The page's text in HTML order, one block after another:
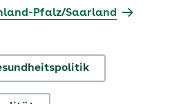
Pfalz/Saarland